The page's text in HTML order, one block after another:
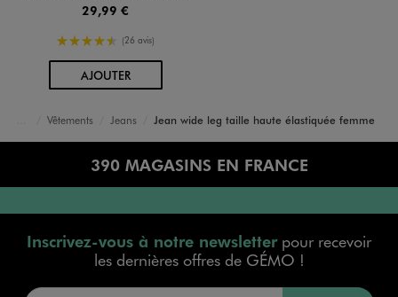
29,99 €
4.5/5 de moyenne
(26 avis)
AJOUTERAU PANIER
Vêtements Jeans Jean wide leg taille haute élastiquée femme
390 MAGASINS EN FRANCE
Inscrivez-vous à notre newsletterpour recevoir
les dernières offres de GÉMO !